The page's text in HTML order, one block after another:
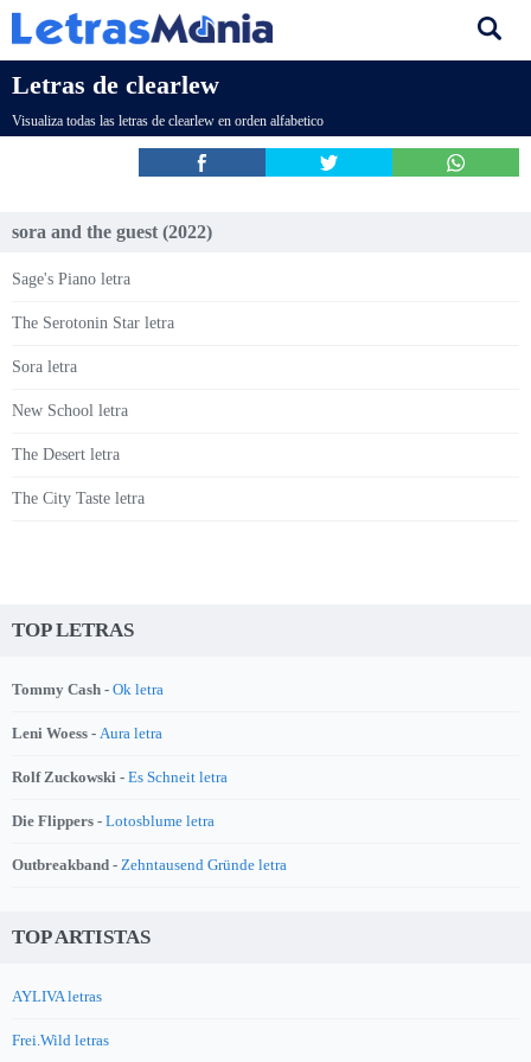
Letras de clearlew
Visualiza todas las letras de clearlew en orden alfabetico
‎sora and the guest (2022)
Sage's Piano letra
The Serotonin Star letra
Sora letra
New School letra
The Desert letra
The City Taste letra
TOP LETRAS
Tommy Cash - Ok letra
Leni Woess - Aura letra
Rolf Zuckowski - Es Schneit letra
Die Flippers - Lotosblume letra
Outbreakband - Zehntausend Gründe letra
TOP ARTISTAS
AYLIVA letras
Frei.Wild letras